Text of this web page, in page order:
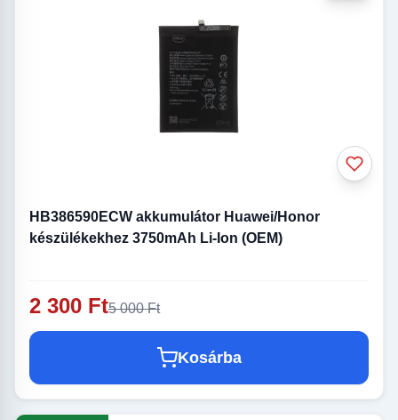
HB386590ECW akkumulátor Huawei/Honor
készülékekhez 3750mAh Li-Ion (OEM)
2 300 Ft5 000 Ft
Kosárba